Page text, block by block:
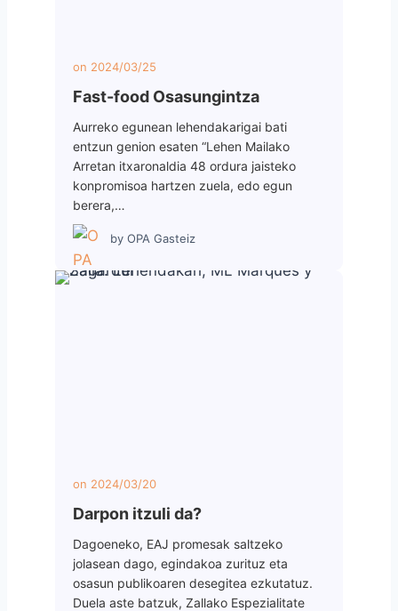
on 2024/03/25
Fast-food Osasungintza
Aurreko egunean lehendakarigai bati
entzun genion esaten “Lehen Mailako
Arretan itxaronaldia 48 ordura jaisteko
konpromisoa hartzen zuela, edo egun
berera,…
by OPA Gasteiz
on 2024/03/20
Darpon itzuli da?
Dagoeneko, EAJ promesak saltzeko
jolasean dago, egindakoa zurituz eta
osasun publikoaren desegitea ezkutatuz.
Duela aste batzuk, Zallako Espezialitate